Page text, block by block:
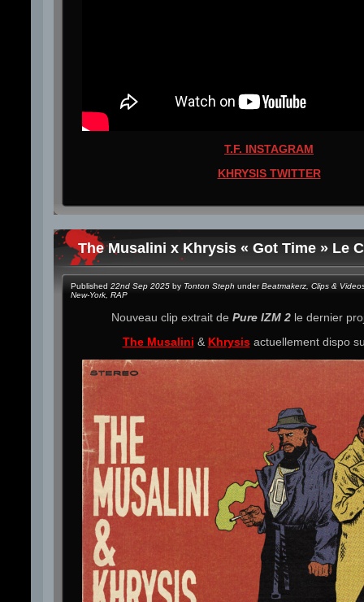
T.F. INSTAGRAM
KHRYSIS TWITTER
The Musalini x Khrysis « Got Time » Le
Published 22nd Sep 2025 by Tonton Steph underBeatmakerz Clips &
New-York RAP
Nouveau clip extrait de Pure IZM 2 le dernier
The Musalini & Khrysisactuellement dispo